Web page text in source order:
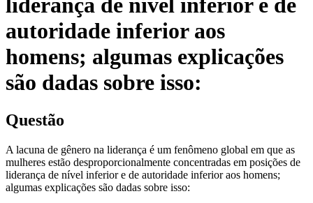
liderança de nível inferior e de
autoridade inferior aos
homens; algumas explicações
são dadas sobre isso:
Questão
A lacuna de gênero na liderança é um fenômeno global em que as
mulheres estão desproporcionalmente concentradas em posições de
liderança de nível inferior e de autoridade inferior aos homens;
algumas explicações são dadas sobre isso: